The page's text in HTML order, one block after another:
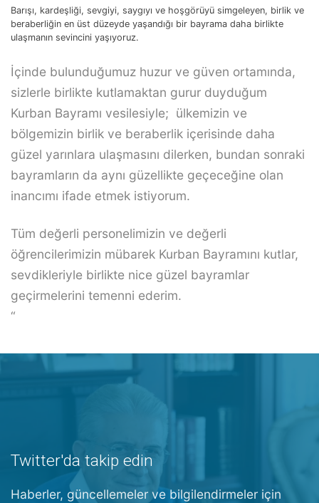
Barışı, kardeşliği, sevgiyi, saygıyı ve hoşgörüyü simgeleyen, birlik ve
beraberliğin en üst düzeyde yaşandığı bir bayrama daha birlikte
ulaşmanın sevincini yaşıyoruz.
İçinde bulunduğumuz huzur ve güven ortamında,
sizlerle birlikte kutlamaktan gurur duyduğum
Kurban Bayramı vesilesiyle; ülkemizin ve
bölgemizin birlik ve beraberlik içerisinde daha
güzel yarınlara ulaşmasını dilerken, bundan sonraki
bayramların da aynı güzellikte geçeceğine olan
inancımı ifade etmek istiyorum.
Tüm değerli personelimizin ve değerli
öğrencilerimizin mübarek Kurban Bayramını kutlar,
sevdikleriyle birlikte nice güzel bayramlar
geçirmelerini temenni ederim.
“
Twitter'da takip edin
Haberler, güncellemeler ve bilgilendirmeler için